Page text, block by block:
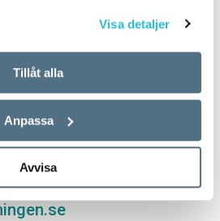
Visa detaljer
Tillåt alla
Anpassa
Avvisa
om kandidaterna och
utgivare